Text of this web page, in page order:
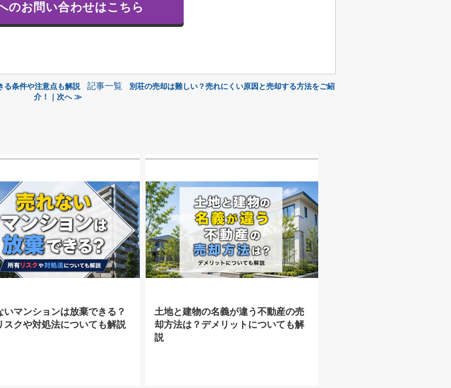
のお問い合わせはこちら
る条件や注意点も解説 記事一覧
別荘の売却は難しい？売れにくい原因と売却する方法をご紹
介！｜次へ ≫
いマンションは放棄できる？
スクや対処法についても解説
土地と建物の名義が違う不動産の売
却方法は？デメリットについても解
説